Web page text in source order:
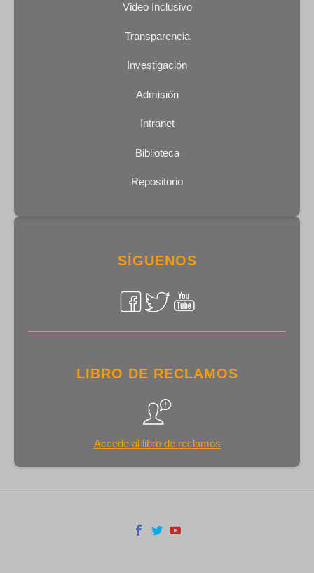
Video Inclusivo
Transparencia
Investigación
Admisión
Intranet
Biblioteca
Repositorio
SÍGUENOS
LIBRO DE RECLAMOS
Accede al libro de reclamos